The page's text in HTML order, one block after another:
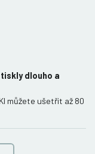
dlouho a
můžete ušetřit až 80